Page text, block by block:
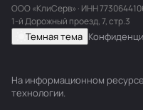
ООО «КлиСерв» · ИНН
1-й Дорожный проезд, 7, стр.3
Темная тема
На информационном
технологии.